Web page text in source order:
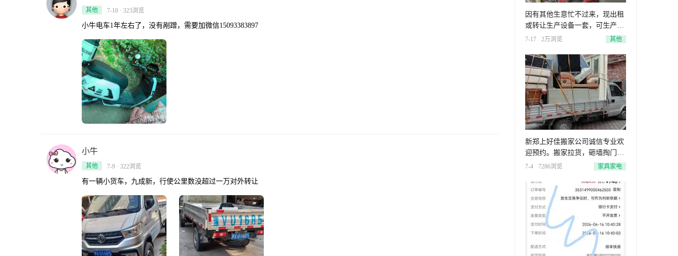
其他 7-10 · 323浏览
小牛电车1年左右了，没有剐蹭，需要加微信15093383897
小牛
其他 7-9 · 322浏览
有一辆小货车，九成新，行使公里数没超过一万对外转让
因有其他生意忙不过来，现出租
或转让生产设备一套，可生产车
用尿
7-17 2万浏览 其他
新郑上好佳搬家公司诚信专业欢
迎预约。搬家拉货，砸墙掏门，
清理
7-4 7286浏览 家具家电